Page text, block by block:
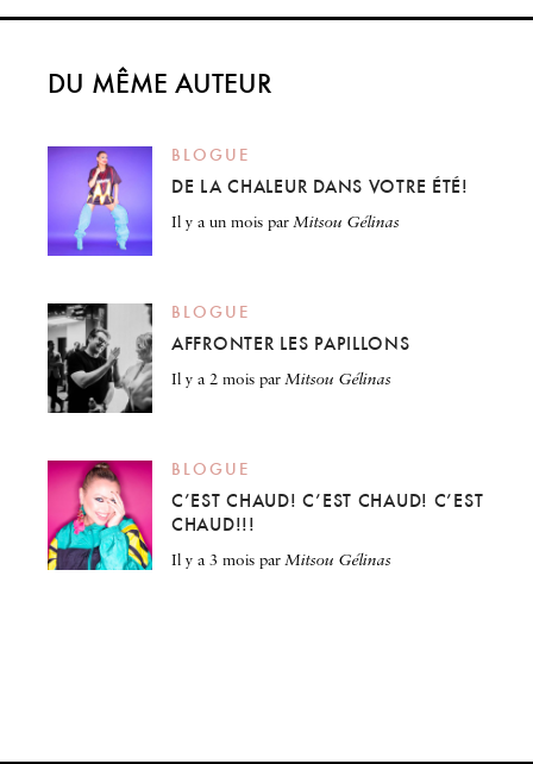
DU MÊME AUTEUR
BLOGUE
DE LA CHALEUR DANS VOTRE ÉTÉ!
il y a un mois parMitsou Gélinas
BLOGUE
AFFRONTER LES PAPILLONS
il y a 2 mois parMitsou Gélinas
BLOGUE
C’EST CHAUD! C’EST CHAUD! C’EST
CHAUD!!!
il y a 3 mois parMitsou Gélinas